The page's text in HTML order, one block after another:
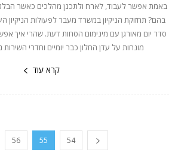
באמת אפשר לעבוד, לארח ולתכנן מהלכים כאשר
בהם? תחזוקת הניקיון במשרד מעבר לפעולות הניקיון
סדר יום מאורגן עם מינימום הסחות דעת. שהרי איך
מונחות על עדן החלון כבר יומיים וחדרי השירות
קרא עוד
54
55
56